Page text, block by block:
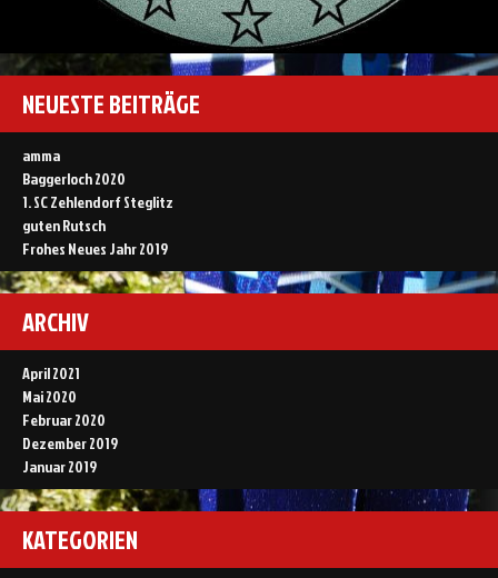
NEUESTE BEITRÄGE
amma
Baggerloch 2020
1. SC Zehlendorf Steglitz
guten Rutsch
Frohes Neues Jahr 2019
ARCHIV
April 2021
Mai 2020
Februar 2020
Dezember 2019
Januar 2019
KATEGORIEN